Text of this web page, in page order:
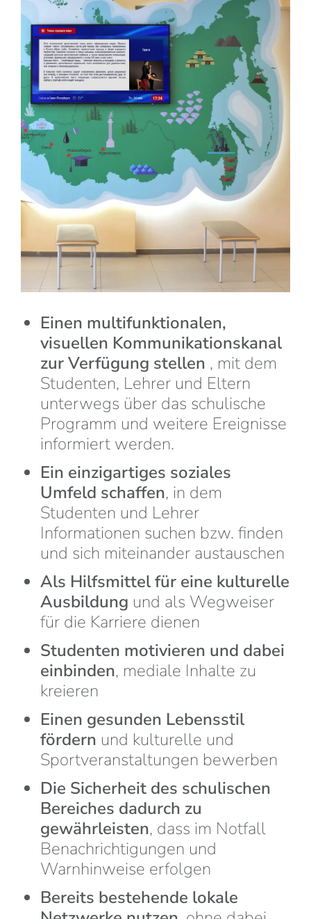
Einen multifunktionalen,
visuellen Kommunikationskanal
zur Verfügung stellen , mit dem
Studenten, Lehrer und Eltern
unterwegs über das schulische
Programm und weitere Ereignisse
informiert werden.
Ein einzigartiges soziales
Umfeld schaffen, in dem
Studenten und Lehrer
Informationen suchen bzw. finden
und sich miteinander austauschen
Als Hilfsmittel für eine kulturelle
Ausbildung und als Wegweiser
für die Karriere dienen
Studenten motivieren und dabei
einbinden, mediale Inhalte zu
kreieren
Einen gesunden Lebensstil
fördern und kulturelle und
Sportveranstaltungen bewerben
Die Sicherheit des schulischen
Bereiches dadurch zu
gewährleisten, dass im Notfall
Benachrichtigungen und
Warnhinweise erfolgen
Bereits bestehende lokale